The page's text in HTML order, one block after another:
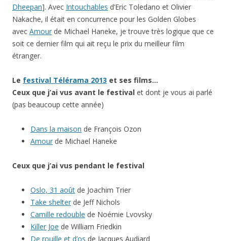
Dheepan]. Avec Intouchables d’Eric Toledano et Olivier
Nakache, il était en concurrence pour les Golden Globes
avec Amour de Michael Haneke, je trouve très logique que ce
soit ce dernier film qui ait reçu le prix du meilleur film
étranger.
Le festival Télérama 2013 et ses films…
Ceux que j’ai vus avant le festival et dont je vous ai parlé
(pas beaucoup cette année)
Dans la maison de François Ozon
Amour de Michael Haneke
Ceux que j’ai vus pendant le festival
Oslo, 31 août de Joachim Trier
Take shelter de Jeff Nichols
Camille redouble de Noémie Lvovsky
Killer Joe de William Friedkin
De rouille et d’os de Jacques Audiard